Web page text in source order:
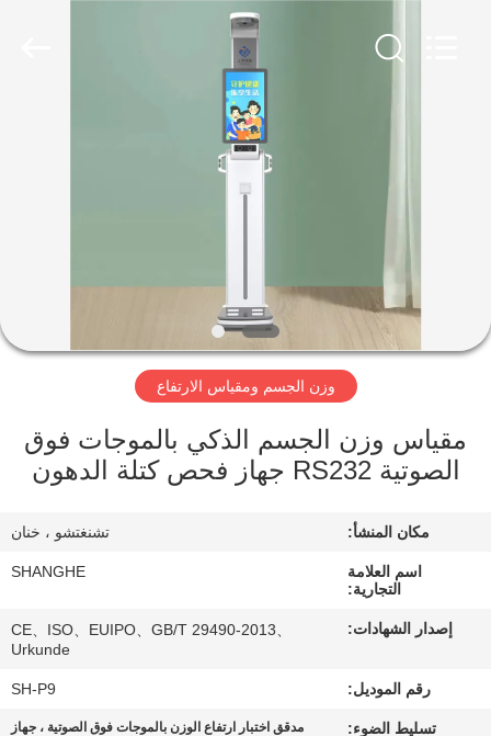
المنتجات
فيديوهات
برنامج
VR
عنّا
المصنع
مراقبة
الجودة
وزن الجسم ومقياس الارتفاع
مقياس وزن الجسم الذكي بالموجات فوق
الصوتية RS232 جهاز فحص كتلة الدهون
مكان المنشأ: تشنغتشو ، خنان
اسم العلامة
التجارية:
SHANGHE
إصدار الشهادات:
CE、ISO、EUIPO、GB/T 29490-2013、
Urkunde
رقم الموديل: SH-P9
تسليط الضوء:
مدقق اختبار ارتفاع الوزن بالموجات فوق الصوتية ، جهاز